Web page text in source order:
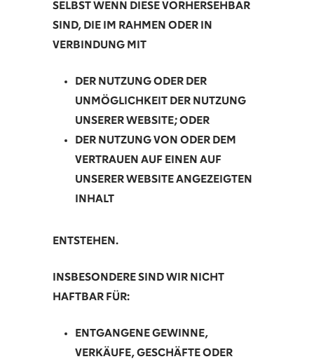
SELBST WENN DIESE VORHERSEHBAR
SIND, DIE IM RAHMEN ODER IN
VERBINDUNG MIT
DER NUTZUNG ODER DER
UNMÖGLICHKEIT DER NUTZUNG
UNSERER WEBSITE; ODER
DER NUTZUNG VON ODER DEM
VERTRAUEN AUF EINEN AUF
UNSERER WEBSITE ANGEZEIGTEN
INHALT
ENTSTEHEN.
INSBESONDERE SIND WIR NICHT
HAFTBAR FÜR:
ENTGANGENE GEWINNE,
VERKÄUFE, GESCHÄFTE ODER